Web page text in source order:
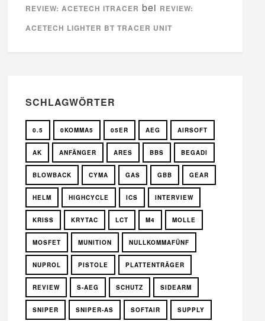
REVIEW: ACETECH ITRACER bei REVIEW:
ACETECH LIGHTER BT TRACER UNIT
SCHLAGWÖRTER
0.5 0KOMMA5 05ER AEG AIRSOFT
AK ANFÄNGER ARES BBS BEGADI
BLOWBACK CYMA GAS GBB GEAR
HELM HIGHCYCLE ICS INTERVIEW
KRISS KRYTAC LCT M4 MOLLE
MOSFET MUNITION NULLKOMMAFÜNF
NUPROL PISTOLE PLATTENTRÄGER
REVIEW S-AEG SCHUTZ SIDEARM
SNIPER SNIPER-AS SOFTAIR SUPPLY